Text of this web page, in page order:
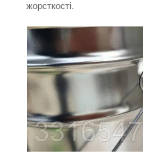
жорсткості.